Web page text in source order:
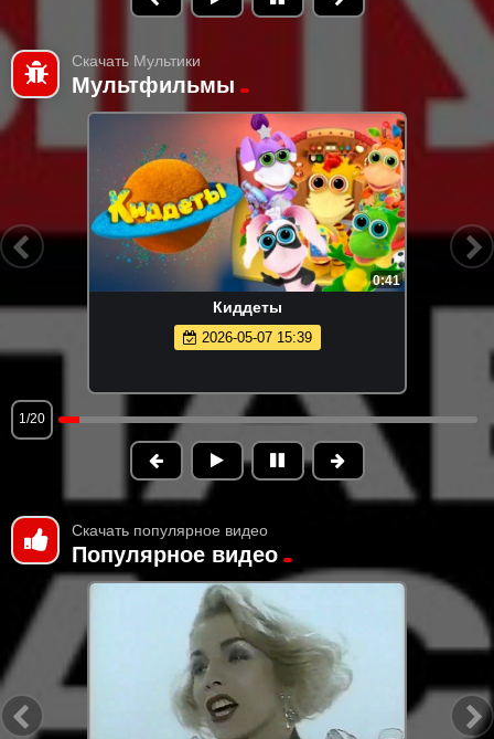
Скачать Мультики
Мультфильмы
0:41
Киддеты
2026-05-07 15:39
1/20
Скачать популярное видео
Популярное видео